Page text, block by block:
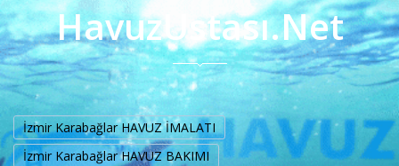
HavuzUstası.Net
İzmir Karabağlar HAVUZ İMALATI
İzmir Karabağlar HAVUZ BAKIMI